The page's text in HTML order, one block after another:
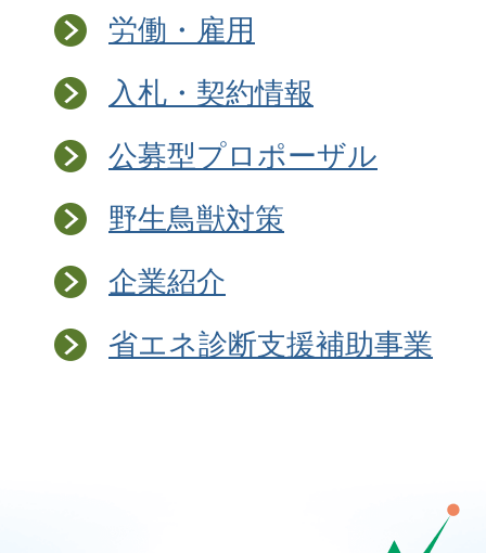
労働・雇用
入札・契約情報
公募型プロポーザル
野生鳥獣対策
企業紹介
省エネ診断支援補助事業